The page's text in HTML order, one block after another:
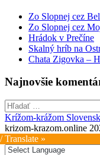
Zo Slopnej cez
Zo Slopnej cez
Hrádok v Prečíne
Skalný hríb na
Chata Zigovka –
Najnovšie
Hľadať:
Krížom-krážom
krizom-krazom.online
Translate »